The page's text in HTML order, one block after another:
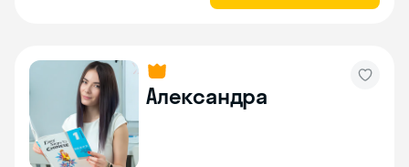
Александра